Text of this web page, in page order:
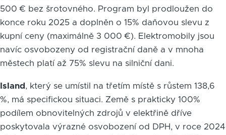
500 € bez šrotovného. Program byl prodloužen do
konce roku 2025 a doplněn o 15% daňovou slevu z
kupní ceny (maximálně 3 000 €). Elektromobily jsou
navíc osvobozeny od registrační daně a v mnoha
městech platí až 75% slevu na silniční dani.
Island , který se umístil na třetím místě s růstem 138,6
%, má specifickou situaci. Země s prakticky 100%
podílem obnovitelných zdrojů v elektřině dříve
poskytovala výrazné osvobození od DPH, v roce 2024